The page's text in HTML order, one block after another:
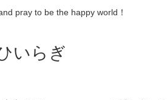
pray to be the happy world！
いらぎ